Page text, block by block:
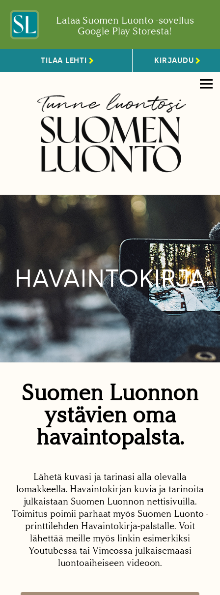
Lataa Suomen Luonto -sovellus
Google Play Storesta!
TILAA LEHTI KIRJAUDU
HAVAINTOKIRJA
Suomen Luonnon
ystävien oma
havaintopalsta.
Lähetä kuvasi ja tarinasi alla olevalla
lomakkeella. Havaintokirjan kuvia ja tarinoita
julkaistaan Suomen Luonnon nettisivuilla.
Toimitus poimii parhaat myös Suomen Luonto -
printtilehden Havaintokirja-palstalle. Voit
lähettää meille myös linkin esimerkiksi
Youtubessa tai Vimeossa julkaisemaasi
luontoaiheiseen videoon.